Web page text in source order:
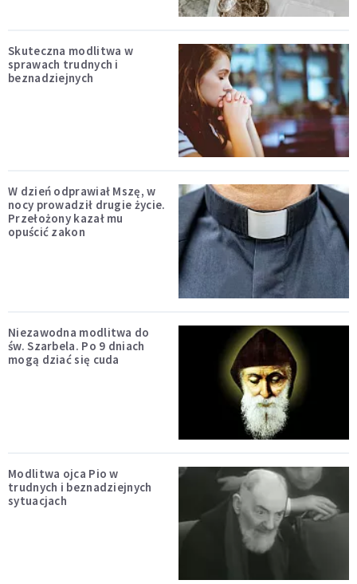
Skuteczna modlitwa w
sprawach trudnych i
beznadziejnych
W dzień odprawiał Mszę, w
nocy prowadził drugie życie.
Przełożony kazał mu
opuścić zakon
Niezawodna modlitwa do
św. Szarbela. Po 9 dniach
mogą dziać się cuda
Modlitwa ojca Pio w
trudnych i beznadziejnych
sytuacjach